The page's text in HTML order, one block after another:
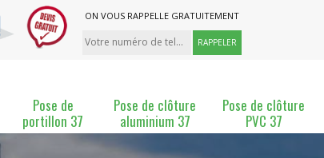
ON VOUS RAPPELLE GRATUITEMENT
Pose de
portillon 37
Pose de clôture
aluminium 37
Pose de clôture
PVC 37